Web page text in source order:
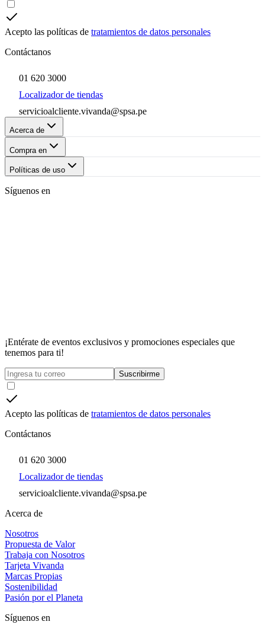
Acepto las políticas de tratamientos de datos personales
Contáctanos
01 620 3000
Localizador de tiendas
servicioalcliente.vivanda@spsa.pe
Acerca de
Compra en
Políticas de uso
Síguenos en
¡Entérate de eventos exclusivos y promociones especiales que
tenemos para ti!
Suscribirme
Acepto las políticas de tratamientos de datos personales
Contáctanos
01 620 3000
Localizador de tiendas
servicioalcliente.vivanda@spsa.pe
Acerca de
Nosotros
Propuesta de Valor
Trabaja con Nosotros
Tarjeta Vivanda
Marcas Propias
Sostenibilidad
Pasión por el Planeta
Síguenos en